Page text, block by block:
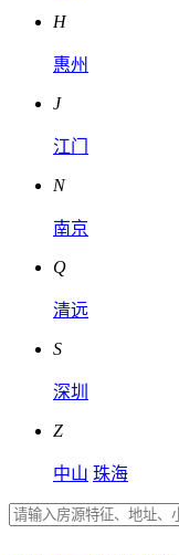
H
惠州
J
江门
N
南京
Q
清远
S
深圳
Z
中山 珠海